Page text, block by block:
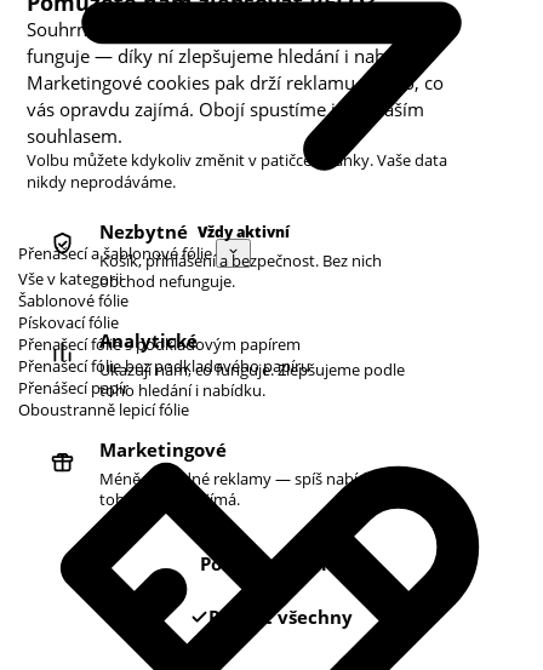
Přenášecí a šablonové fólie
Vše v kategorii
Šablonové fólie
Pískovací fólie
Přenašecí fólie s podkladovým papírem
Přenašecí fólie bez podkladového papíru
Přenášecí papír
Oboustranně lepicí fólie
Souhrnná analytika nám ukazuje, co v obchodě
funguje — díky ní zlepšujeme hledání i nabídku.
Marketingové cookies pak drží reklamu u toho, co
vás opravdu zajímá. Obojí spustíme jen s vaším
souhlasem.
Volbu můžete kdykoliv změnit v patičce stránky. Vaše data
nikdy neprodáváme.
Nezbytné Vždy aktivní
Košík, přihlášení a bezpečnost. Bez nich
obchod nefunguje.
Analytické
Ukazují nám, co funguje. Zlepšujeme podle
toho hledání i nabídku.
Marketingové
Méně náhodné reklamy — spíš nabídky podle
toho, co vás zajímá.
Pouze nezbytné
Povolit všechny